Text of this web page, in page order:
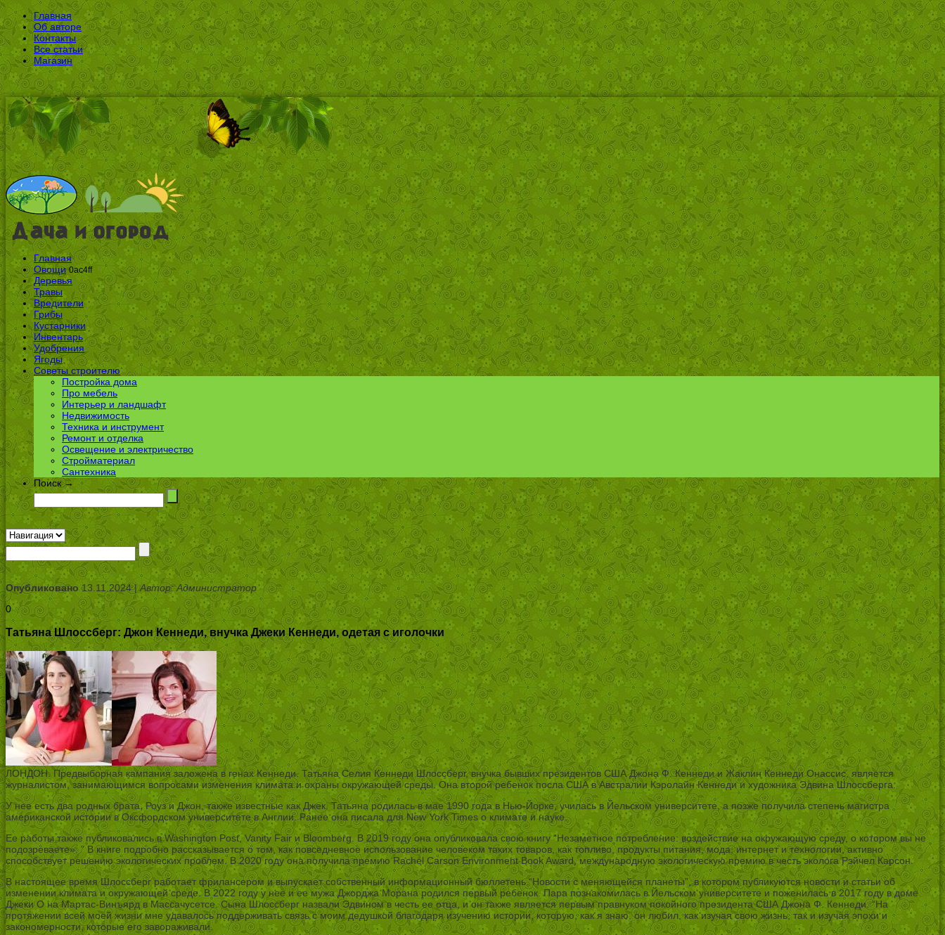
Главная
Об авторе
Контакты
Все статьи
Магазин
Главная
Овощи 0ac4ff
Деревья
Травы
Вредители
Грибы
Кустарники
Инвентарь
Удобрения
Ягоды
Советы строителю
Постройка дома
Про мебель
Интерьер и ландшафт
Недвижимость
Техника и инструмент
Ремонт и отделка
Освещение и электричество
Стройматериал
Сантехника
Поиск →
Опубликовано13.11.2024 |Автор: Администратор
0
Татьяна Шлоссберг: Джон Кеннеди, внучка Джеки Кеннеди, одетая с иголочки
ЛОНДОН. Предвыборная кампания заложена в генах Кеннеди. Татьяна Селия Кеннеди Шлоссберг, внучка бывших президентов США Джона Ф. Кеннеди и Жаклин Кеннеди Онассис, является
журналистом, занимающимся вопросами изменения климата и охраны окружающей среды. Она второй ребенок посла США в Австралии Кэролайн Кеннеди и художника Эдвина Шлоссберга.
У нее есть два родных брата, Роуз и Джон, также известные как Джек. Татьяна родилась в мае 1990 года в Нью-Йорке, училась в Йельском университете, а позже получила степень магистра
американской истории в Оксфордском университете в Англии. Ранее она писала для New York Times о климате и науке.
Ее работы также публиковались в Washington Post, Vanity Fair и Bloomberg. В 2019 году она опубликовала свою книгу “Незаметное потребление: воздействие на окружающую среду, о котором вы не
подозреваете». ” В книге подробно рассказывается о том, как повседневное использование человеком таких товаров, как топливо, продукты питания, мода, интернет и технологии, активно
способствует решению экологических проблем. В 2020 году она получила премию Rachel Carson Environment Book Award, международную экологическую премию в честь эколога Рэйчел Карсон.
В настоящее время Шлоссберг работает фрилансером и выпускает собственный информационный бюллетень “Новости с меняющейся планеты”, в котором публикуются новости и статьи об
изменении климата и окружающей среде. В 2022 году у нее и ее мужа Джорджа Морана родился первый ребенок. Пара познакомилась в Йельском университете и поженилась в 2017 году в доме
Джеки О на Мартас-Винъярд в Массачусетсе. Сына Шлоссберг назвали Эдвином в честь ее отца, и он также является первым правнуком покойного президента США Джона Ф. Кеннеди. “На
протяжении всей моей жизни мне удавалось поддерживать связь с моим дедушкой благодаря изучению истории, которую, как я знаю, он любил, как изучая свою жизнь, так и изучая эпохи и
закономерности, которые его завораживали.